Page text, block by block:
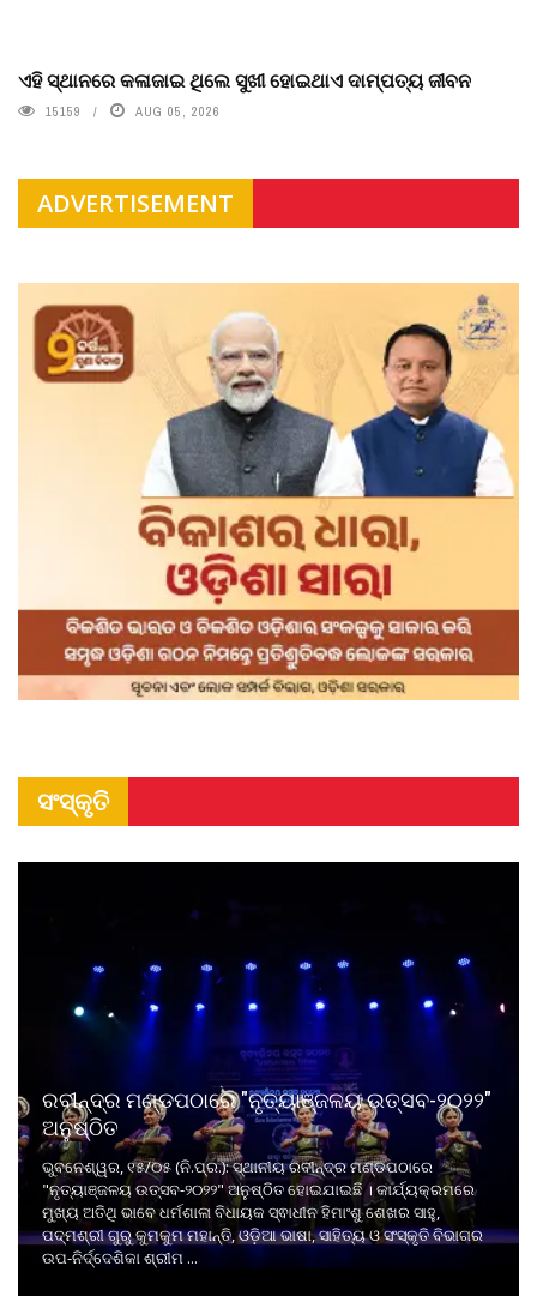
ଏହି ସ୍ଥାନରେ କଳାଜାଇ ଥିଲେ ସୁଖୀ ହୋଇଥାଏ ଦାମ୍ପତ୍ୟ ଜୀବନ
15159 AUG 05, 2026
ADVERTISEMENT
ସଂସ୍କୃତି
ରବୀନ୍ଦ୍ର ମଣ୍ଡପଠାରେ "ନୃତ୍ୟାଞ୍ଜଳୟ ଉତ୍ସବ-୨୦୨୨"
ଅନୁଷ୍ଠିତ
ଭୁବନେଶ୍ୱର, ୧୫/୦୫ (ନି.ପ୍ର.): ସ୍ଥାନୀୟ ରବୀନ୍ଦ୍ର ମଣ୍ଡପଠାରେ
"ନୃତ୍ୟାଞ୍ଜଳୟ ଉତ୍ସବ-୨୦୨୨" ଅନୁଷ୍ଠିତ ହୋଇଯାଇଛି । କାର୍ଯ୍ୟକ୍ରମରେ
ମୁଖ୍ୟ ଅତିଥି ଭାବେ ଧର୍ମଶାଳା ବିଧାୟକ ସ୍ଵାଧୀନ ହିମାଂଶୁ ଶେଖର ସାହୁ,
ପଦ୍ମଶ୍ରୀ ଗୁରୁ କୁମକୁମ ମହାନ୍ତି, ଓଡ଼ିଆ ଭାଷା, ସାହିତ୍ୟ ଓ ସଂସ୍କୃତି ବିଭାଗର
ଉପ-ନିର୍ଦ୍ଦେଶିକା ଶ୍ରୀମ ...